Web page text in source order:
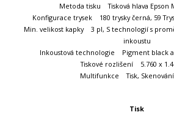
Metoda tisku Tisková hlava Epson
Konfigurace trysek 180 trysky černá, 59
Min. velikost kapky 3 pl, S technologií s
inkoustu
Inkoustová technologie Pigment black
Tiskové rozlišení 5.760 x
Multifunkce Tisk,
Tisk